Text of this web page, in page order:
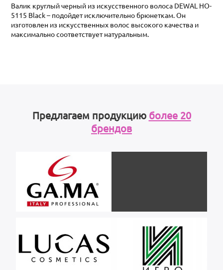
Валик круглый черный из искусственного волоса DEWAL HO-
5115 Black – подойдет исключительно брюнеткам. Он
изготовлен из искусственных волос высокого качества и
максимально соответствует натуральным.
Предлагаем продукцию более 20
брендов